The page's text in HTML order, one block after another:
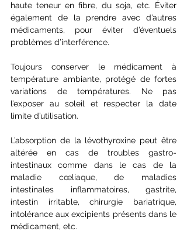
haute teneur en fibre, du soja, etc. Éviter
également de la prendre avec d’autres
médicaments, pour éviter d’éventuels
problèmes d’interférence.
Toujours conserver le médicament à
température ambiante, protégé de fortes
variations de températures. Ne pas
l’exposer au soleil et respecter la date
limite d’utilisation.
L’absorption de la lévothyroxine peut être
altérée en cas de troubles gastro-
intestinaux comme dans le cas de la
maladie cœliaque, de maladies
intestinales inflammatoires, gastrite,
intestin irritable, chirurgie bariatrique,
intolérance aux excipients présents dans le
médicament, etc.